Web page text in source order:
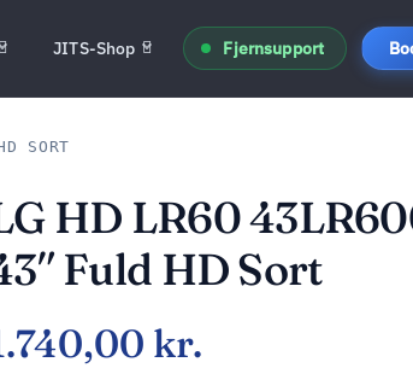
JITS-Shop Fjernsupport
SORT
HD LR60
Fuld HD Sort
kr.